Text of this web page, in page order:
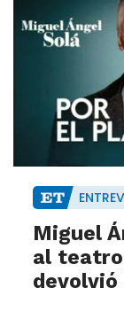
Miguel
al
devolvió